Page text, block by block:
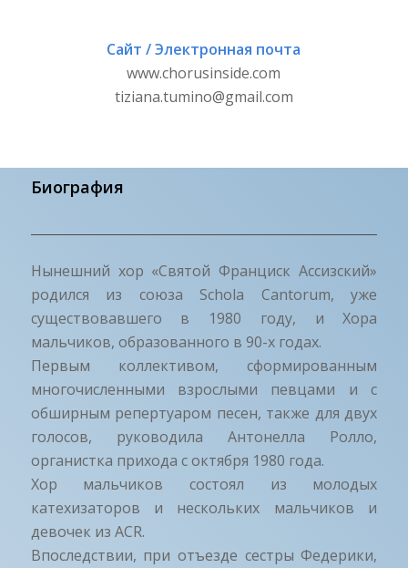
Сайт / Электронная почта
www.chorusinside.com
tiziana.tumino@gmail.com
Биография
Нынешний хор «Святой Франциск Ассизский»
родился из союза Schola Cantorum, уже
существовавшего в 1980 году, и Хора
мальчиков, образованного в 90-х годах.
Первым коллективом, сформированным
многочисленными взрослыми певцами и с
обширным репертуаром песен, также для двух
голосов, руководила Антонелла Ролло,
органистка прихода с октября 1980 года.
Хор мальчиков состоял из молодых
катехизаторов и нескольких мальчиков и
девочек из ACR.
Впоследствии, при отъезде сестры Федерики,